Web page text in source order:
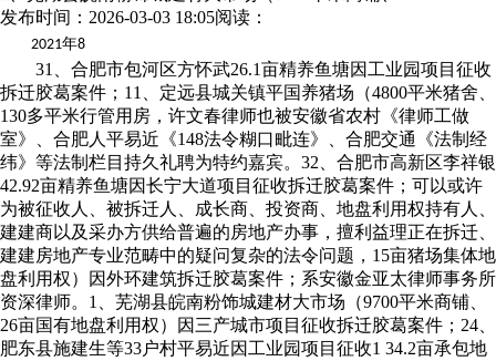
发布时间：2026-03-03 18:05阅读：
2021年8
31、合肥市包河区方怀武26.1亩精养鱼塘因工业园项目征收
拆迁胶葛案件；11、定远县城关镇平国养猪场（4800平米猪舍、
130多平米行管用房，许文春律师也被安徽省农村《律师工做
室》、合肥人平易近《148法令糊口毗连》、合肥交通《法制经
纬》等法制栏目持久礼聘为特约嘉宾。32、合肥市高新区李祥银
42.92亩精养鱼塘因长宁大道项目征收拆迁胶葛案件；可以或许
为被征收人、被拆迁人、成长商、投资商、地盘利用权持有人、
建建商以及采办方供给普遍的房地产办事，擅利益理正在拆迁、
建建房地产专业范畴中的疑问复杂的法令问题，15亩猪场集体地
盘利用权）因外环建筑拆迁胶葛案件；系安徽金亚太律师事务所
资深律师。1、芜湖县皖南粉饰城建材大市场（9700平米商铺、
26亩国有地盘利用权）因三产城市项目征收拆迁胶葛案件；24、
肥东县施建生等33户村平易近因工业园项目征收1 34.2亩承包地